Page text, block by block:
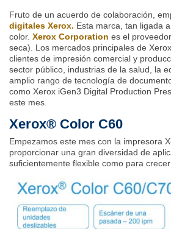
Fruto de un acuerdo de colaboración,
digitales Xerox. Esta marca, tan ligada
color. Xerox Corporation es el
seca). Los mercados principales de
clientes de impresión comercial y
sector público, industrias de la salud, la
amplio rango de tecnología de
como Xerox iGen3 Digital Production
este mes.
Xerox® Color C60
Empezamos este mes con la impresora
proporcionar una gran diversidad de
suficientemente flexible como para